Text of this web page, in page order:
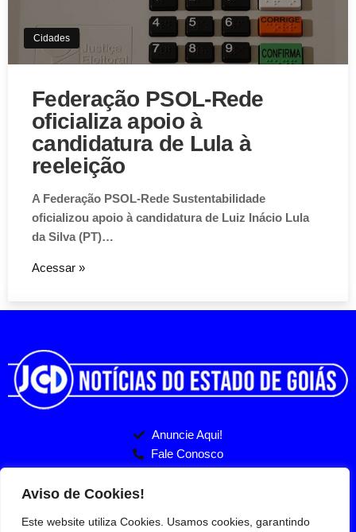
Este website utiliza Cookies. Usamos cookies, garantindo
experiência única em nosso site.
Cidades
Federação PSOL-Rede
oficializa apoio à
candidatura de Lula à
reeleição
A Federação PSOL-Rede Sustentabilidade
oficializou apoio à candidatura de Luiz Inácio Lula
da Silva (PT)…
Acessar »
Anuncie Aqui!
Fale Conosco
Entre no nosso Grupo